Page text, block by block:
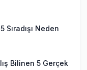
Neden
Bilinen 5 Gerçek